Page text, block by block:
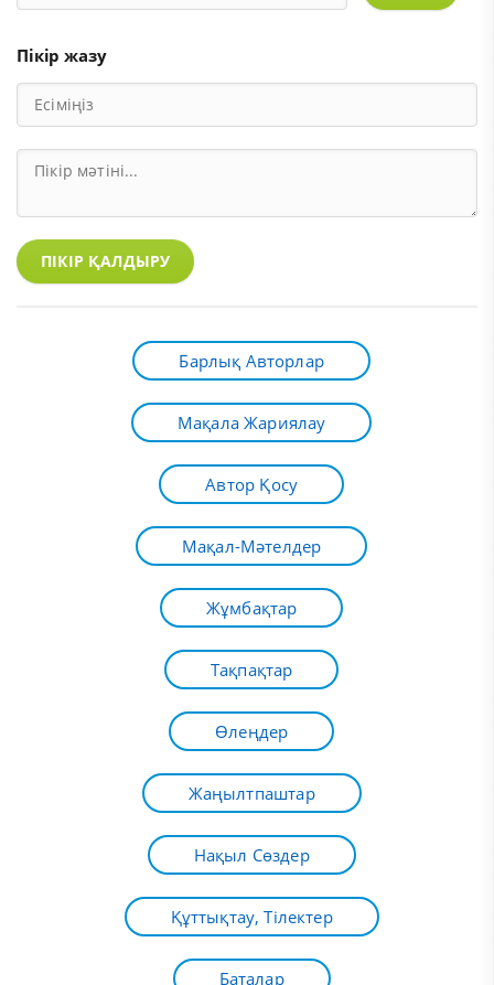
Пікір жазу
ПІКІР ҚАЛДЫРУ
Барлық Авторлар
Мақала Жариялау
Автор Қосу
Мақал-Мәтелдер
Жұмбақтар
Тақпақтар
Өлеңдер
Жаңылтпаштар
Нақыл Сөздер
Құттықтау, Тілектер
Баталар